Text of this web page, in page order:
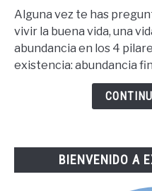
67
Pasos
Para
Steps
Alguna vez te has
vivir la buena vida, una
abundancia en los 4
existencia: abundancia
BIENVENIDO A